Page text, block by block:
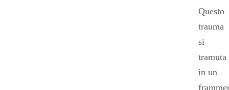
Questo
trauma
si
tramuta
in un